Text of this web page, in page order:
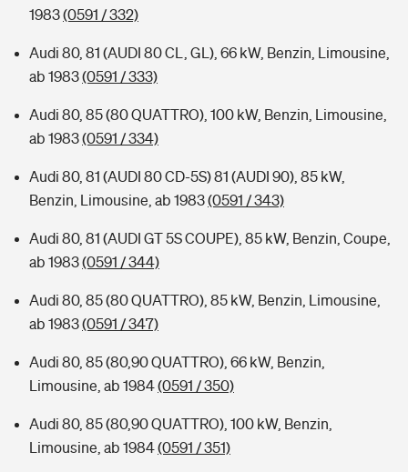
1983(0591 / 332)
Audi 80, 81 (AUDI 80 CL, GL), 66 kW, Benzin, Limousine,
ab 1983(0591 / 333)
Audi 80, 85 (80 QUATTRO), 100 kW, Benzin, Limousine,
ab 1983(0591 / 334)
Audi 80, 81 (AUDI 80 CD-5S) 81 (AUDI 90), 85 kW,
Benzin, Limousine, ab 1983(0591 / 343)
Audi 80, 81 (AUDI GT 5S COUPE), 85 kW, Benzin, Coupe,
ab 1983(0591 / 344)
Audi 80, 85 (80 QUATTRO), 85 kW, Benzin, Limousine,
ab 1983(0591 / 347)
Audi 80, 85 (80,90 QUATTRO), 66 kW, Benzin,
Limousine, ab 1984(0591 / 350)
Audi 80, 85 (80,90 QUATTRO), 100 kW, Benzin,
Limousine, ab 1984(0591 / 351)